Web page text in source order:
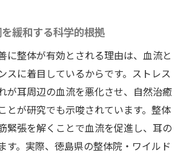
緩和する科学的根拠
に整体が有効とされる理由は、血流と
スに着目しているからです。ストレス
が耳周辺の血流を悪化させ、自然治癒
とが研究でも示唆されています。整体
緊張を解くことで血流を促進し、耳の
す。実際、徳島県の整体院・ワイルド